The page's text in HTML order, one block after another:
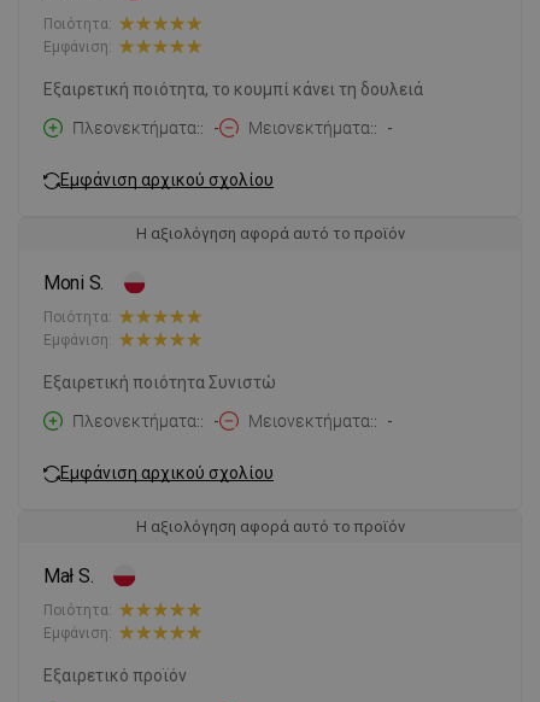
Ποιότητα:
Εμφάνιση:
Εξαιρετική ποιότητα, το κουμπί κάνει τη δουλειά
Πλεονεκτήματα:
- Μειονεκτήματα: -
Εμφάνιση αρχικού σχολίου
Η αξιολόγηση αφορά αυτό το προϊόν
Moni S.
Ποιότητα:
Εμφάνιση:
Εξαιρετική ποιότητα Συνιστώ
Πλεονεκτήματα:
- Μειονεκτήματα: -
Εμφάνιση αρχικού σχολίου
Η αξιολόγηση αφορά αυτό το προϊόν
Mał S.
Ποιότητα:
Εμφάνιση:
Εξαιρετικό προϊόν